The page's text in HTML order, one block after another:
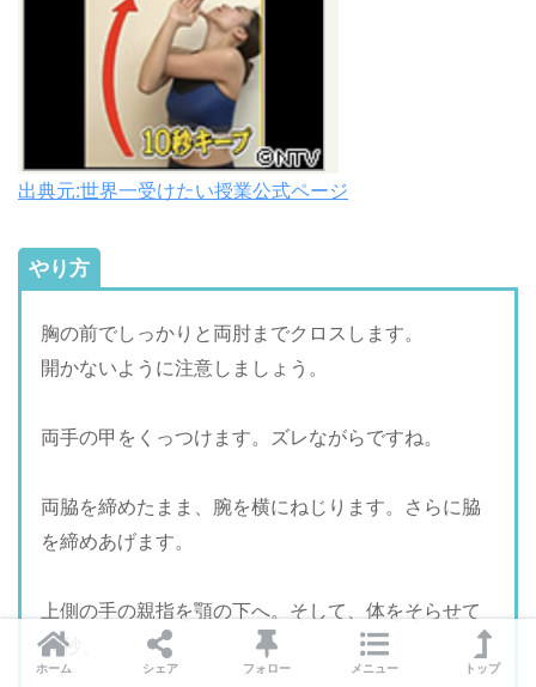
出典元:世界一受けたい授業公式ページ
やり方
胸の前でしっかりと両肘までクロスします。
開かないように注意しましょう。
両手の甲をくっつけます。ズレながらですね。
両脇を締めたまま、腕を横にねじります。さらに脇
を締めあげます。
上側の手の親指を顎の下へ。そして、体をそらせて
10秒。
ホーム シェア フォロー メニュー トップ